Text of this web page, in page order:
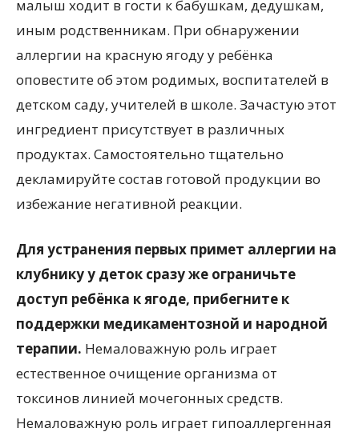
малыш ходит в гости к бабушкам, дедушкам,
иным родственникам. При обнаружении
аллергии на красную ягоду у ребёнка
оповестите об этом родимых, воспитателей в
детском саду, учителей в школе. Зачастую этот
ингредиент присутствует в различных
продуктах. Самостоятельно тщательно
декламируйте состав готовой продукции во
избежание негативной реакции.
Для устранения первых примет аллергии на
клубнику у деток сразу же ограничьте
доступ ребёнка к ягоде, прибегните к
поддержки медикаментозной и народной
терапии. Немаловажную роль играет
естественное очищение организма от
токсинов линией мочегонных средств.
Немаловажную роль играет гипоаллергенная